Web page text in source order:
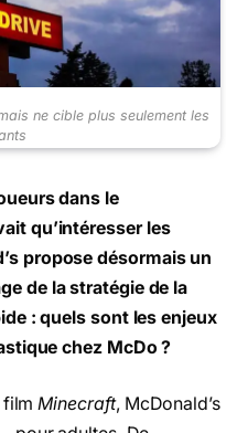
ne cible plus seulement les
dans le
qu’intéresser les
propose désormais un
de la stratégie de la
: quels sont les enjeux
chez McDo ?
filmMinecraft, McDonald’s